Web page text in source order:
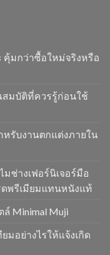
คุ้มกว่าซื้อใหม่จริงหรือ
สมบัติที่ควรรู้ก่อนใช้
หรับงานตกแต่งภายใน
ช่างเฟอร์นิเจอร์มือ
ดพรีเมียมแทนหนังแท้
Minimal Muji
มอย่างไรให้แจ้งเกิด